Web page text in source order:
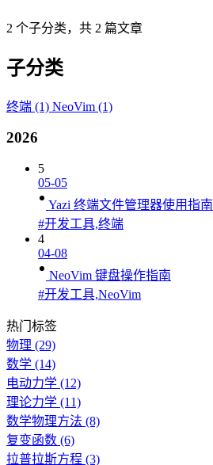
2 个子分类，共 2 篇文章
子分类
终端 (1) NeoVim (1)
2026
5
05-05
Yazi 终端文件管理器使用指南
#开发工具,终端
4
04-08
NeoVim 键盘操作指南
#开发工具,NeoVim
热门标签
物理 (29)
数学 (14)
电动力学 (12)
理论力学 (11)
数学物理方法 (8)
复变函数 (6)
拉普拉斯方程 (3)